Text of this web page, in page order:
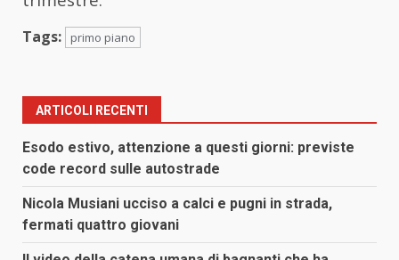
Tags: primo piano
ARTICOLI RECENTI
Esodo estivo, attenzione a questi giorni: previste
code record sulle autostrade
Nicola Musiani ucciso a calci e pugni in strada,
fermati quattro giovani